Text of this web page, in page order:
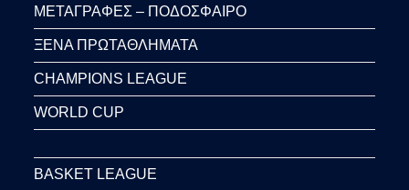
ΜΕΤΑΓΡΑΦΕΣ – ΠΟΔΟΣΦΑΙΡΟ
ΞΕΝΑ ΠΡΩΤΑΘΛΗΜΑΤΑ
CHAMPIONS LEAGUE
WORLD CUP
BASKET LEAGUE